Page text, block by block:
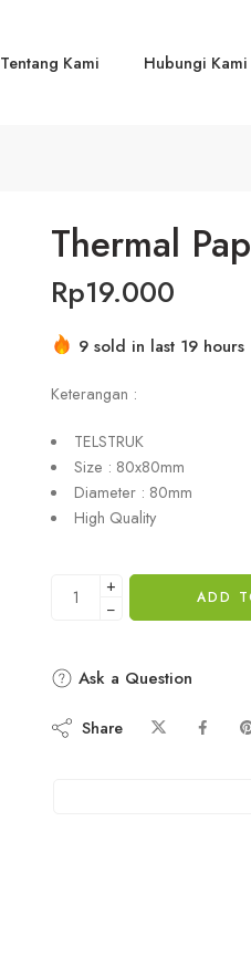
Tentang Kami Hubungi Kami
Thermal
Rp19.000
9 sold in last 19 hours
Keterangan :
TELSTRUK
Size : 80x80mm
Diameter : 80mm
High Quality
+
−
ADD
Ask a Question
Share